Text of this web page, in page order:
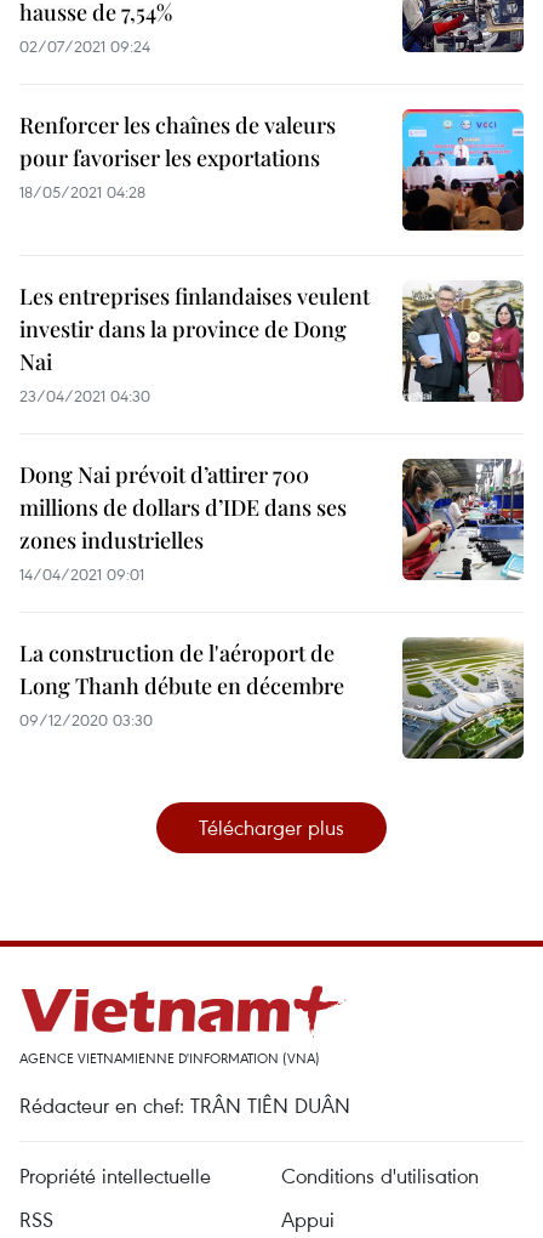
hausse de 7,54%
02/07/2021 09:24
Renforcer les chaînes de valeurs
pour favoriser les exportations
18/05/2021 04:28
Les entreprises finlandaises veulent
investir dans la province de Dong
Nai
23/04/2021 04:30
Dong Nai prévoit d’attirer 700
millions de dollars d’IDE dans ses
zones industrielles
14/04/2021 09:01
La construction de l'aéroport de
Long Thanh débute en décembre
09/12/2020 03:30
Télécharger plus
AGENCE VIETNAMIENNE D'INFORMATION (VNA)
Rédacteur en chef: TRÂN TIÊN DUÂN
Propriété intellectuelle
Conditions d'utilisation
RSS
Appui